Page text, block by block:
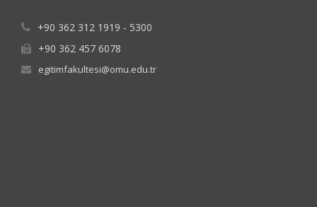
+90 362 312 1919 - 5300
+90 362 457 6078
egitimfakultesi@omu.edu.tr